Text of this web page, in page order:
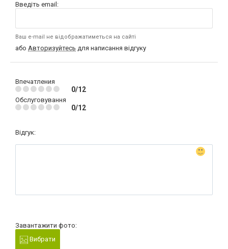
Введіть email:
Ваш e-mail не відображатиметься на сайті
або Авторизуйтесь для написання відгуку
Впечатления
0/12
Обслуговування
0/12
Відгук:
Завантажити фото:
Вибрати